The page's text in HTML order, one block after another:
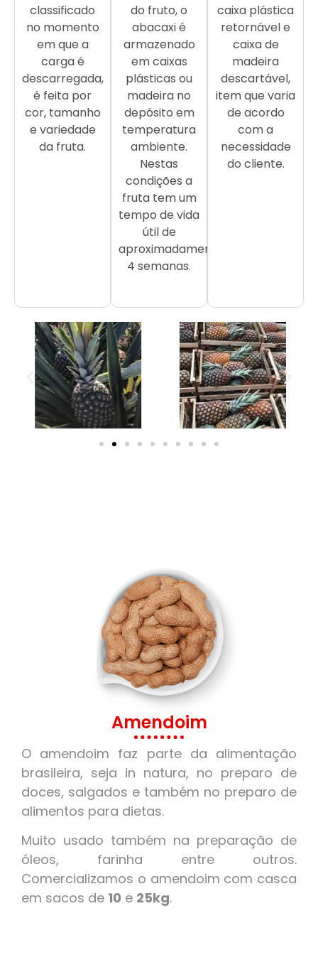
classificado
no momento
em que a
carga é
descarregada,
é feita por
cor, tamanho
e variedade
da fruta.
do fruto, o
abacaxi é
armazenado
em caixas
plásticas ou
madeira no
depósito em
temperatura
ambiente.
Nestas
condições a
fruta tem um
tempo de vida
útil de
aproximadamente
4 semanas.
caixa plástica
retornável e
caixa de
madeira
descartável,
item que varia
de acordo
com a
necessidade
do cliente.
Amendoim
O amendoim faz parte da alimentação
brasileira, seja in natura, no preparo de
doces, salgados e também no preparo de
alimentos para dietas.
Muito usado também na preparação de
óleos, farinha entre outros.
Comercializamos o amendoim com casca
em sacos de 10 e 25kg.